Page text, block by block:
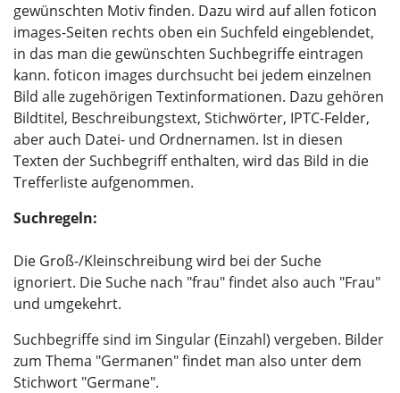
gewünschten Motiv finden. Dazu wird auf allen foticon
images-Seiten rechts oben ein Suchfeld eingeblendet,
in das man die gewünschten Suchbegriffe eintragen
kann. foticon images durchsucht bei jedem einzelnen
Bild alle zugehörigen Textinformationen. Dazu gehören
Bildtitel, Beschreibungstext, Stichwörter, IPTC-Felder,
aber auch Datei- und Ordnernamen. Ist in diesen
Texten der Suchbegriff enthalten, wird das Bild in die
Trefferliste aufgenommen.
Suchregeln:
Die Groß-/Kleinschreibung wird bei der Suche
ignoriert. Die Suche nach "frau" findet also auch "Frau"
und umgekehrt.
Suchbegriffe sind im Singular (Einzahl) vergeben. Bilder
zum Thema "Germanen" findet man also unter dem
Stichwort "Germane".